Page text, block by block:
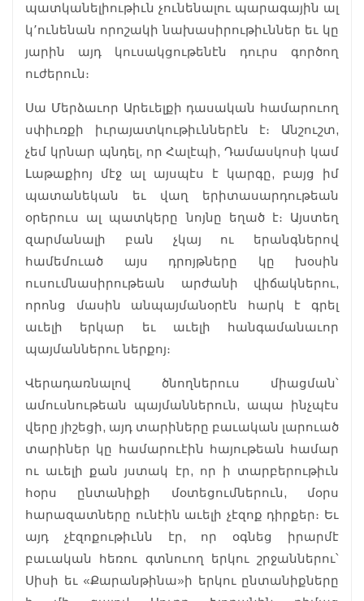
պատկանելիութիւն չունենալու պարագային ալ
կ՚ունենան որոշակի նախասիրութիւններ եւ կը
յարին այդ կուսակցութենէն դուրս գործող
ուժերուն։
Սա Մերձաւոր Արեւելքի դասական համարուող
սփիւռքի իւրայատկութիւններէն է։ Անշուշտ,
չեմ կրնար պնդել, որ Հալէպի, Դամասկոսի կամ
Լաթաքիոյ մէջ ալ այսպէս է կարգը, բայց իմ
պատանեկան եւ վաղ երիտասարդութեան
օրերուս ալ պատկերը նոյնը եղած է։ Այստեղ
զարմանալի բան չկայ ու երանգներով
համեմուած այս դրոյթները կը խօսին
ուսումնասիրութեան արժանի վիճակներու,
որոնց մասին անպայմանօրէն հարկ է գրել
աւելի երկար եւ աւելի հանգամանաւոր
պայմաններու ներքոյ։
Վերադառնալով ծնողներուս միացման՝
ամուսնութեան պայմաններուն, ապա ինչպէս
վերը յիշեցի, այդ տարիները բաւական լարուած
տարիներ կը համարուէին հայութեան համար
ու աւելի քան յստակ էր, որ ի տարբերութիւն
հօրս ընտանիքի մօտեցումներուն, մօրս
հարազատները ունէին աւելի չէզոք դիրքեր։ Եւ
այդ չէզոքութիւնն էր, որ օգնեց իրարմէ
բաւական հեռու գտնուող երկու շրջաններու՝
Սիսի եւ «Քարանթինա»ի երկու ընտանիքները